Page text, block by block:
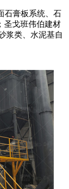
石膏板系统、石
圣戈班伟伯建材
浆类、水泥基自